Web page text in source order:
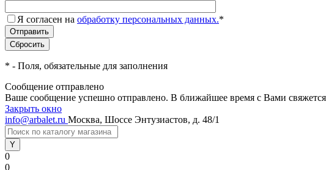
Я согласен на обработку персональных данных.*
* - Поля, обязательные для заполнения
Сообщение отправлено
Ваше сообщение успешно отправлено. В ближайшее время с Вами
Закрыть окно
info@arbalet.ru Москва, Шоссе Энтузиастов, д. 48/1
0
0